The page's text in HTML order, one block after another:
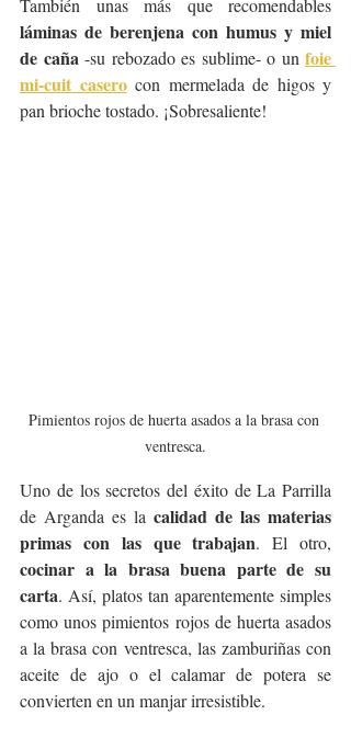
láminas de berenjena con humus y miel
de caña -su rebozado es sublime- o un foie
mi-cuit casero con mermelada de higos y
pan brioche tostado. ¡Sobresaliente!
Pimientos rojos de huerta asados a la brasa con
ventresca.
Uno de los secretos del éxito de La Parrilla
de Arganda es la calidad de las materias
primas con las que trabajan
cocinar a la brasa buena parte de su
carta. Así, platos tan aparentemente simples
como unos pimientos rojos de huerta asados
a la brasa con ventresca, las zamburiñas con
aceite de ajo o el calamar de potera se
convierten en un manjar irresistible.